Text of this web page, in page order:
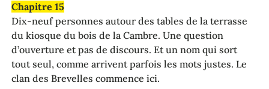
Chapitre 15
Dix-neuf personnes autour des tables de la terrasse
du kiosque du bois de la Cambre. Une question
d’ouverture et pas de discours. Et un nom qui sort
tout seul, comme arrivent parfois les mots justes. Le
clan des Brevelles commence ici.